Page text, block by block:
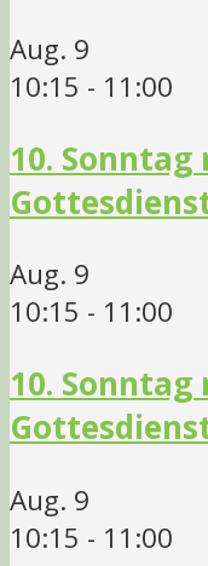
Aug. 9
10:15 - 11:00
10.
Aug. 9
10:15 - 11:00
10.
Aug. 9
10:15 - 11:00